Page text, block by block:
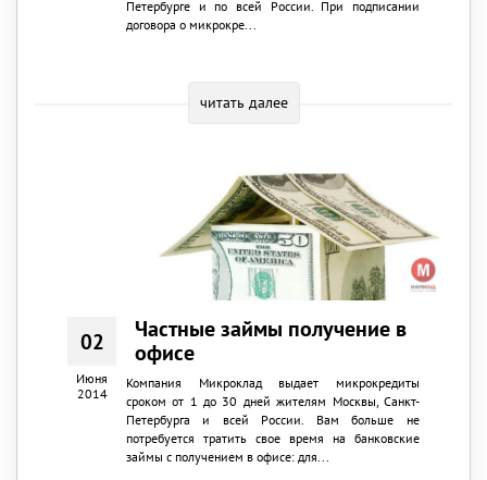
Петербурге и по всей России. При подписании
договора о микрокре...
читать далее
02
Июня
2014
Частные займы получение в
офисе
Компания Микроклад выдает микрокредиты
сроком от 1 до 30 дней жителям Москвы, Санкт-
Петербурга и всей России. Вам больше не
потребуется тратить свое время на банковские
займы с получением в офисе: для...